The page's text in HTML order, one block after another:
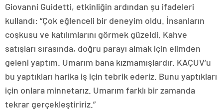
Giovanni Guidetti, etkinliğin ardından şu ifadeleri
kullandı: “Çok eğlenceli bir deneyim oldu. İnsanların
coşkusu ve katılımlarını görmek güzeldi. Kahve
satışları sırasında, doğru parayı almak için elimden
geleni yaptım. Umarım bana kızmamışlardır. KAÇUV’u
bu yaptıkları harika iş için tebrik ederiz. Bunu yaptıkları
için onlara minnetarız. Umarım farklı bir zamanda
tekrar gerçekleştiririz.”